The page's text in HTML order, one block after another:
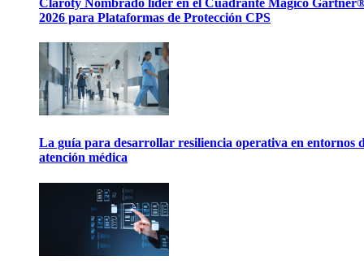
Claroty Nombrado líder en el Cuadrante Mágico
2026 para Plataformas de Protección CPS
La guía para desarrollar resiliencia operativa en entornos
atención médica